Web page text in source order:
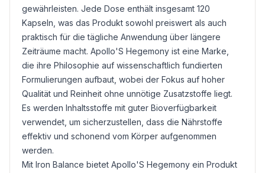
gewährleisten. Jede Dose enthält insgesamt 120
Kapseln, was das Produkt sowohl preiswert als auch
praktisch für die tägliche Anwendung über längere
Zeiträume macht. Apollo'S Hegemony ist eine Marke,
die ihre Philosophie auf wissenschaftlich fundierten
Formulierungen aufbaut, wobei der Fokus auf hoher
Qualität und Reinheit ohne unnötige Zusatzstoffe liegt.
Es werden Inhaltsstoffe mit guter Bioverfügbarkeit
verwendet, um sicherzustellen, dass die Nährstoffe
effektiv und schonend vom Körper aufgenommen
werden.
Mit Iron Balance bietet Apollo'S Hegemony ein Produkt